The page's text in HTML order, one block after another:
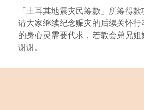
「土耳其地震灾民筹款」所筹得
请大家继续纪念赈灾的后续关怀
的身心灵需要代求，若教会弟兄
谢谢。